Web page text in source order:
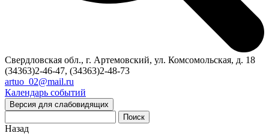
Свердловская обл., г. Артемовский, ул. Комсомольская, д. 18
(34363)2-46-47, (34363)2-48-73
artuo_02@mail.ru
Календарь событий
Версия для слабовидящих
Поиск
Назад